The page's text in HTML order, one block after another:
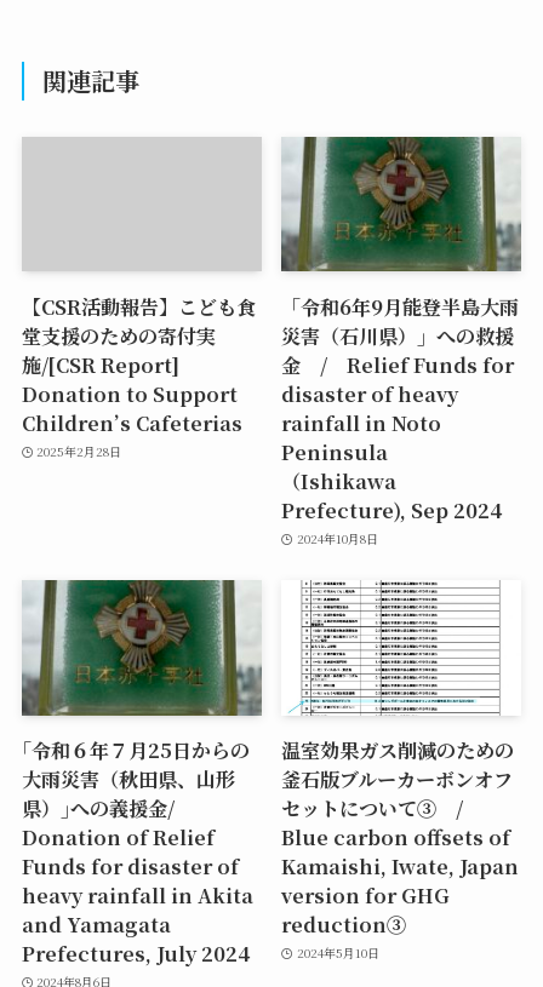
関連記事
【CSR活動報告】こども食
堂支援のための寄付実
施/[CSR Report]
Donation to Support
Children’s Cafeterias
2025年2月28日
「令和6年9月能登半島大雨
災害（石川県）」への救援
金 / Relief Funds for
disaster of heavy
rainfall in Noto
Peninsula
（Ishikawa
Prefecture), Sep 2024
2024年10月8日
｢令和６年７月25日からの
大雨災害（秋田県、山形
県）｣への義援金/
Donation of Relief
Funds for disaster of
heavy rainfall in Akita
and Yamagata
Prefectures, July 2024
2024年8月6日
温室効果ガス削減のための
釜石版ブルーカーボンオフ
セットについて③ /
Blue carbon offsets of
Kamaishi, Iwate, Japan
version for GHG
reduction③
2024年5月10日